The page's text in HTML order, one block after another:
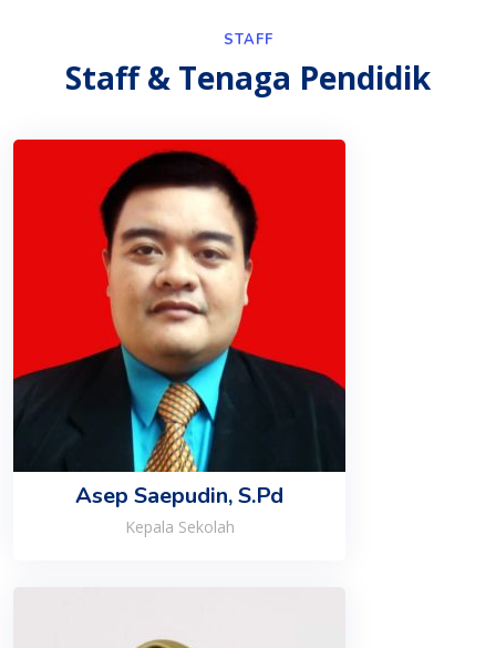
STAFF
Staff & Tenaga Pendidik
Asep Saepudin, S.Pd
Kepala Sekolah